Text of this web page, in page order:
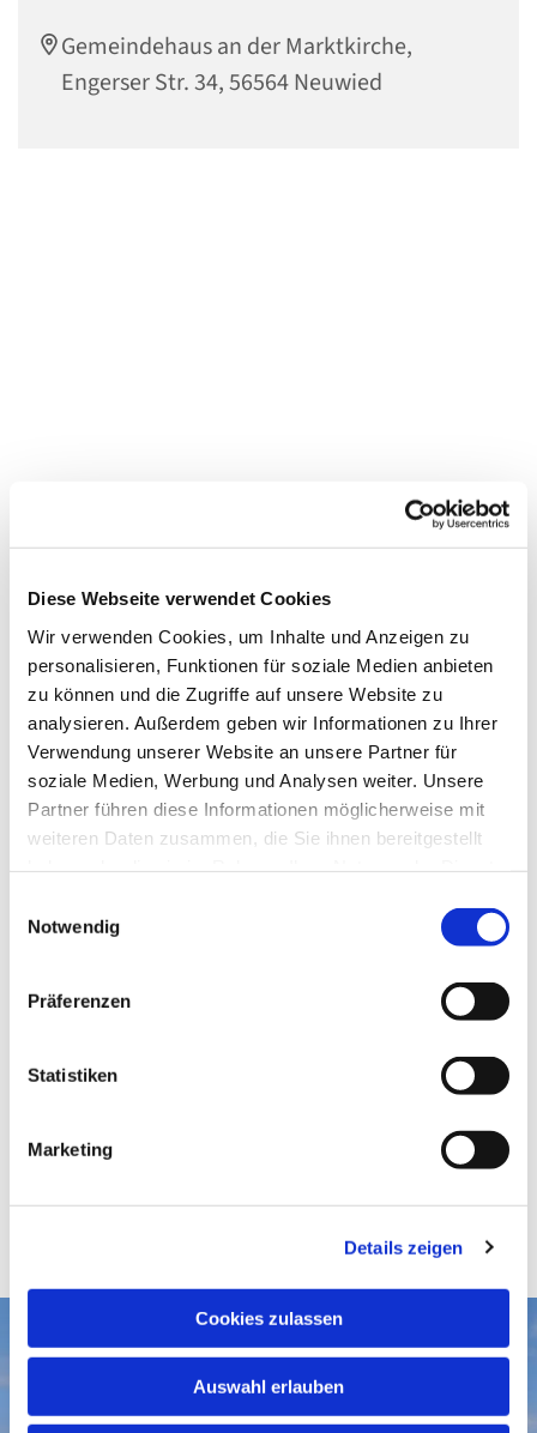
Diese Webseite verwendet Cookies
Wir verwenden Cookies, um Inhalte und Anzeigen zu
personalisieren, Funktionen für soziale Medien anbieten
zu können und die Zugriffe auf unsere Website zu
analysieren. Außerdem geben wir Informationen zu Ihrer
Verwendung unserer Website an unsere Partner für
soziale Medien, Werbung und Analysen weiter. Unsere
Partner führen diese Informationen möglicherweise mit
weiteren Daten zusammen, die Sie ihnen bereitgestellt
Notwendig
Präferenzen
Statistiken
Marketing
Details zeigen
Cookies zulassen
Auswahl erlauben
Gemeindehaus an der Marktkirche,
Engerser Str. 34, 56564 Neuwied
Dies könnte Sie auch interessieren
Aktuelles
Gottesdienste
Gemeindegruß-Archiv